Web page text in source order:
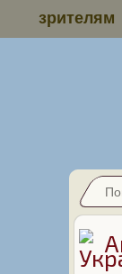
зрителям